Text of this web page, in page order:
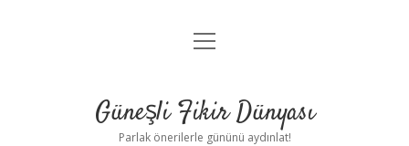
Anasayfa
Yasal Uyarı
menüyü
Güneşli Fikir Dünyası
Parlak önerilerle gününü aydınlat!